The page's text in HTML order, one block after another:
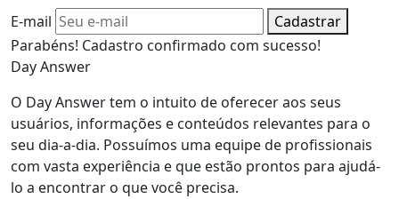
E-mail
Cadastrar
Parabéns! Cadastro confirmado com sucesso!
Day Answer
O Day Answer tem o intuito de oferecer aos seus
usuários, informações e conteúdos relevantes para o
seu dia-a-dia. Possuímos uma equipe de profissionais
com vasta experiência e que estão prontos para ajudá-
lo a encontrar o que você precisa.